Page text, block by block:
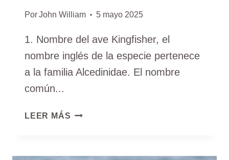
PorJohn William 5 mayo 2025
1. Nombre del ave Kingfisher, el
nombre inglés de la especie pertenece
a la familia Alcedinidae. El nombre
común...
LEER MÁS REY